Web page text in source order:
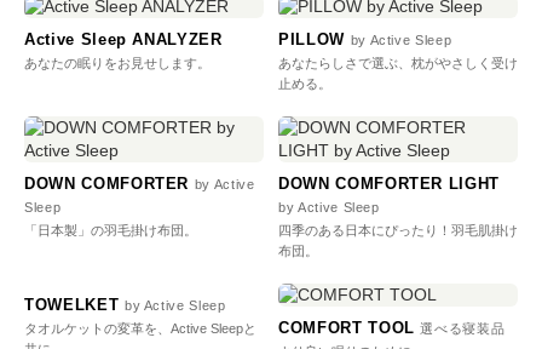
Active Sleep ANALYZER
あなたの眠りをお見せします。
PILLOW by Active Sleep
あなたらしさで選ぶ、枕がやさしく受け
止める。
DOWN COMFORTER by Active
Sleep
「日本製」の羽毛掛け布団。
DOWN COMFORTER LIGHT
by Active Sleep
四季のある日本にぴったり！羽毛肌掛け
布団。
TOWELKET by Active Sleep
タオルケットの変革を、Active Sleepと
COMFORT TOOL選べる寝装品